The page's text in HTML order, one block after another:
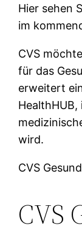
Hier sehen
im
CVS
für das
erweitert
wird.
CVS
CVS